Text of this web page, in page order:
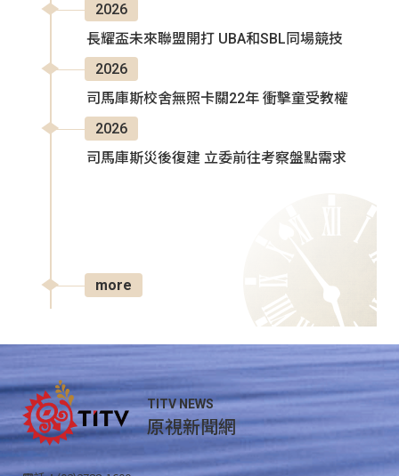
2026
長耀盃未來聯盟開打 UBA和SBL同場競技
2026
司馬庫斯校舍無照卡關22年 衝擊童受教權
2026
司馬庫斯災後復建 立委前往考察盤點需求
more
TITV NEWS
原視新聞網